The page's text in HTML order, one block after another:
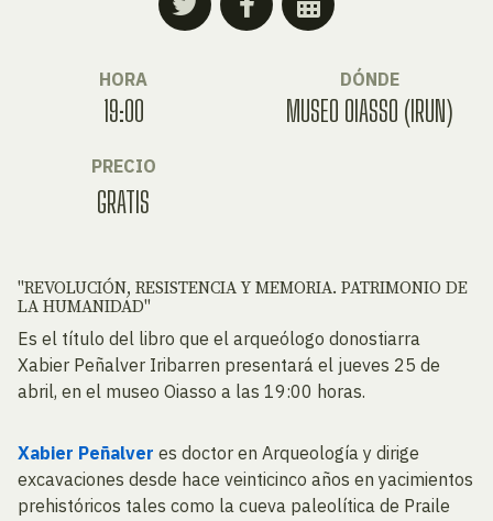
HORA
19:00
DÓNDE
MUSEO OIASSO (IRUN)
PRECIO
GRATIS
"REVOLUCIÓN, RESISTENCIA Y MEMORIA. PATRIMONIO DE
LA HUMANIDAD"
Es el título del libro que el arqueólogo donostiarra
Xabier Peñalver Iribarren presentará el jueves 25 de
abril, en el museo Oiasso a las 19:00 horas.
Xabier Peñalver es doctor en Arqueología y dirige
excavaciones desde hace veinticinco años en yacimientos
prehistóricos tales como la cueva paleolítica de Praile